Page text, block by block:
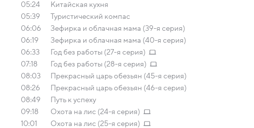
05:24
Китайская кухня
05:39
Туристический компас
06:06
Зефирка и облачная мама (39-я серия)
06:19
Зефирка и облачная мама (40-я серия)
06:33
Год без работы (27-я серия)
07:18
Год без работы (28-я серия)
08:03
Прекрасный царь обезьян (45-я серия)
08:26
Прекрасный царь обезьян (46-я серия)
08:49
Путь к успеху
09:18
Охота на лис (24-я серия)
10:01
Охота на лис (25-я серия)